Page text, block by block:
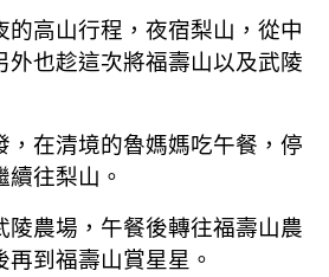
的高山行程，夜宿梨山，從中
外也趁這次將福壽山以及武陵
，在清境的魯媽媽吃午餐，停
往梨山。
陵農場，午餐後轉往福壽山農
到福壽山賞星星。